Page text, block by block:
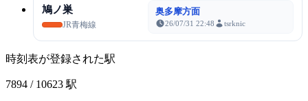
鳩ノ巣
JR青梅線
奥多摩方面
26/07/31 22:48 tsrknic
時刻表が登録された駅
7894 / 10623 駅